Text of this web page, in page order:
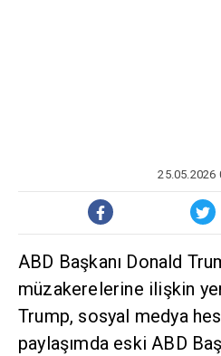
25.05.2026
ABD Başkanı Donald
müzakerelerine ilişkin
Trump, sosyal medya
paylaşımda eski ABD